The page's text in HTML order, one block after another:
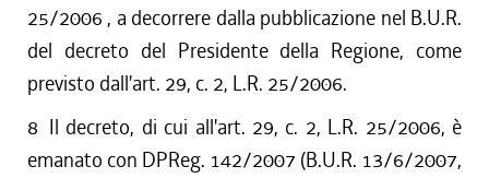
25/2006 , a decorrere dalla pubblicazione nel B.U.R.
del decreto del Presidente della Regione, come
previsto dall'art. 29, c. 2, L.R. 25/2006.
8 Il decreto, di cui all'art. 29, c. 2, L.R. 25/2006, è
emanato con DPReg. 142/2007 (B.U.R. 13/6/2007,